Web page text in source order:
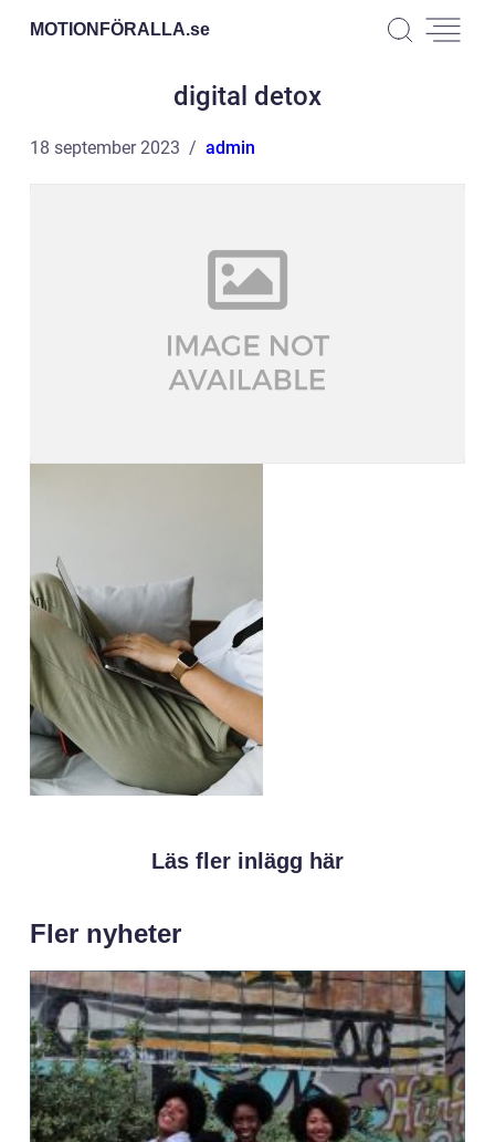
MOTIONFÖRALLA.se
digital detox
18 september 2023 admin
Läs fler inlägg här
Fler nyheter